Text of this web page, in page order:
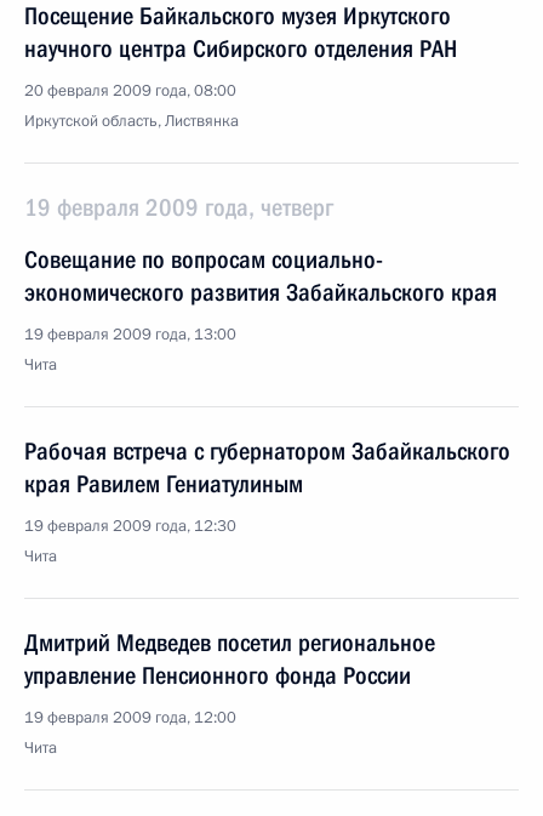
Посещение Байкальского музея Иркутского
научного центра Сибирского отделения РАН
20 февраля 2009 года, 08:00
Иркутской область, Листвянка
19 февраля 2009 года, четверг
Совещание по вопросам социально-
экономического развития Забайкальского края
19 февраля 2009 года, 13:00
Чита
Рабочая встреча с губернатором Забайкальского
края Равилем Гениатулиным
19 февраля 2009 года, 12:30
Чита
Дмитрий Медведев посетил региональное
управление Пенсионного фонда России
19 февраля 2009 года, 12:00
Чита